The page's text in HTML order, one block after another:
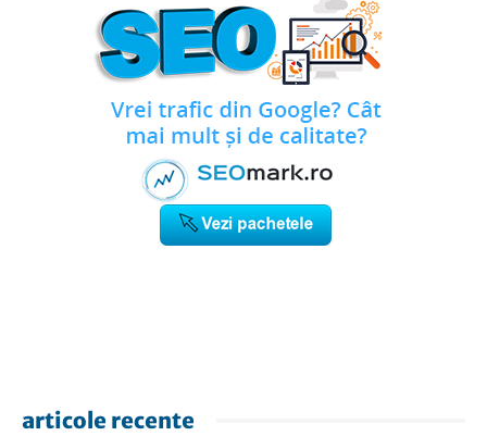
articole recente